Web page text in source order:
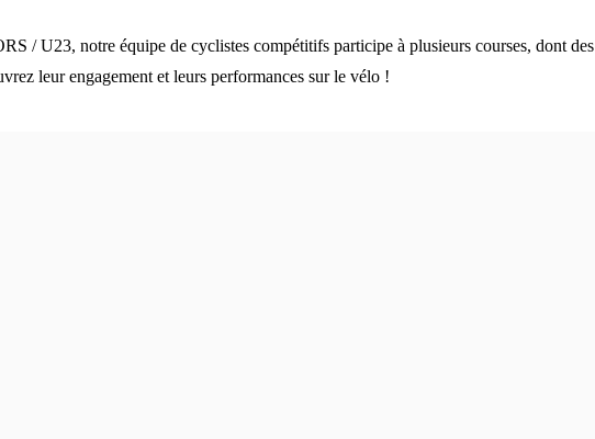
/ U23, notre équipe de cyclistes compétitifs participe à plusieurs courses, dont des
leur engagement et leurs performances sur le vélo !